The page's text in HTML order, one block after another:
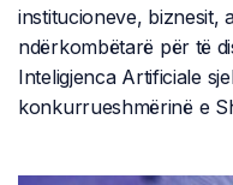
institucioneve, biznesit,
ndërkombëtarë për të
Inteligjenca Artificiale
konkurrueshmërinë e